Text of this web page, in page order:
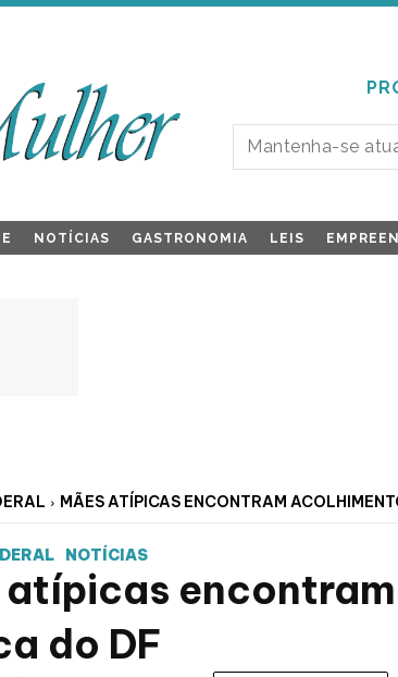
NOTÍCIAS GASTRONOMIA LEIS
MÃES ATÍPICAS ENCONTRAM
NOTÍCIAS
atípicas
do DF